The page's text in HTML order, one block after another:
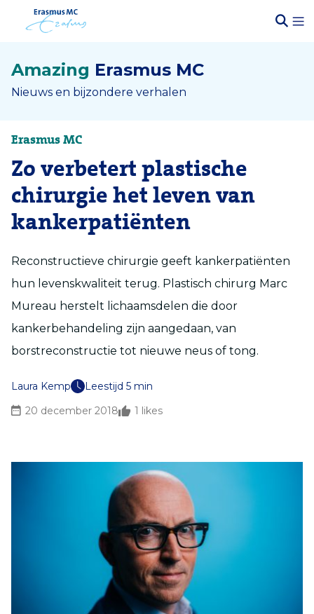
Amazing Erasmus MC
Nieuws en bijzondere verhalen
Erasmus MC
Zo verbetert plastische
chirurgie het leven van
kankerpatiënten
Reconstructieve chirurgie geeft kankerpatiënten
hun levenskwaliteit terug. Plastisch chirurg Marc
Mureau herstelt lichaamsdelen die door
kankerbehandeling zijn aangedaan, van
borstreconstructie tot nieuwe neus of tong.
Laura Kemp
Leestijd 5 min
20 december 2018
1 likes